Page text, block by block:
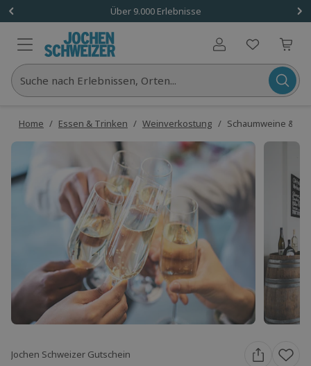
Über 9.000 Erlebnisse
Benutzerkonto
Suche nach Erlebnissen, Orten...
Home / Essen & Trinken / Weinverkostung / Schaumweine &
Jochen Schweizer Gutschein